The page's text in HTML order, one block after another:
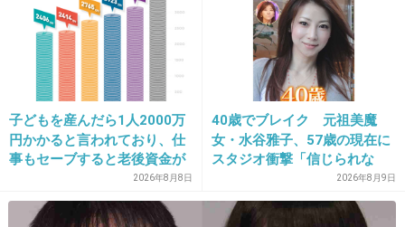
+8
29. 匿名2026/06/02(火) 14:35:12
友人は余命1年って宣告されて趣味で集めてい
た人形やお金になるものを売って現金にして妹
に相続させようとしてたのに、妹が相続する気
満々の発言しているのを聞いて幻滅。唯一の肉
を用意しなさい。お金は渡
す」と言った話が議論に
子どもを産んだら1人2000万
円かかると言われており、仕
事もセーブすると老後資金が
貯められない…一方、子育て
していない人は潤沢な資金で
悠々老後だと歪んでいるので
2026年8月8日
40歳でブレイク 元祖美魔
女・水谷雅子、57歳の現在に
スタジオ衝撃「信じられな
い」「やっぱすごいね」2026年8月9日